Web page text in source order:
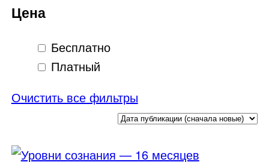
Цена
Бесплатно
Платный
Очистить все фильтры